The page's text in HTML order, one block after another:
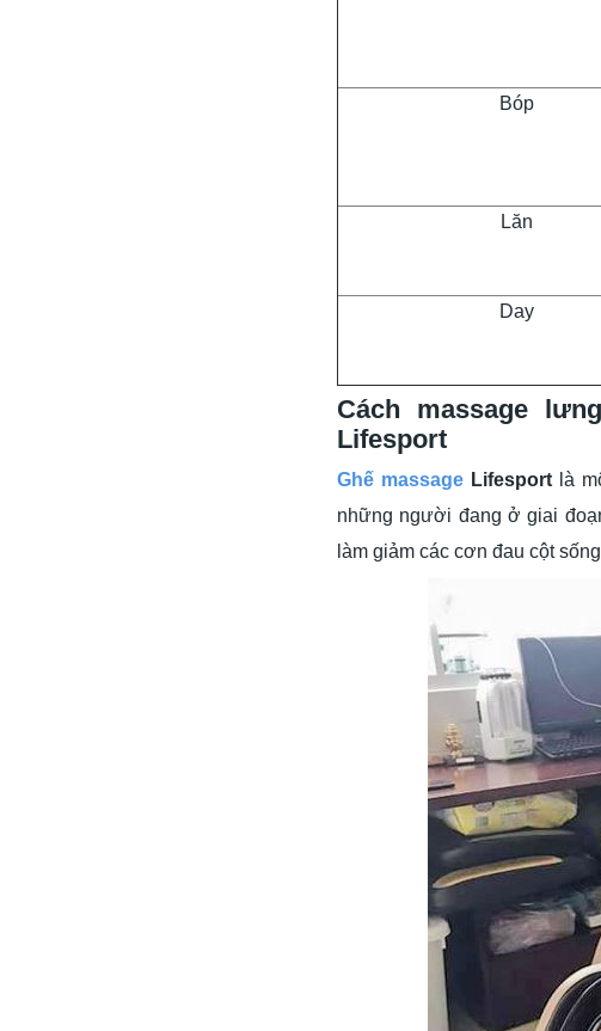
Bóp
Lăn
Day
Cách massage
Lifesport
Ghế massage Lifesport là
những người đang ở giai
làm giảm các cơn đau cột